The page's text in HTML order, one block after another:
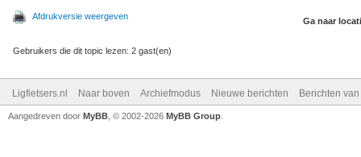
Afdrukversie weergeven Ga naar
Gebruikers die dit topic lezen: 2 gast(en)
Ligfietsers.nl Naar boven Archiefmodus Nieuwe berichten Berichten
Aangedreven door MyBB , © 2002-2026 MyBB Group